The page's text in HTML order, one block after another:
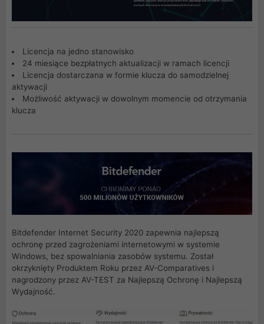
Licencja na jedno stanowisko
24 miesiące bezpłatnych aktualizacji w ramach licencji
Licencja dostarczana w formie klucza do samodzielnej
aktywacji
Możliwość aktywacji w dowolnym momencie od otrzymania
klucza
Bitdefender Internet Security 2020 zapewnia najlepszą
ochronę przed zagrożeniami internetowymi w systemie
Windows, bez spowalniania zasobów systemu. Został
okrzyknięty Produktem Roku przez AV-Comparatives i
nagrodzony przez AV-TEST za Najlepszą Ochronę i Najlepszą
Wydajność.